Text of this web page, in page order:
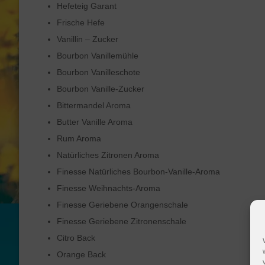
Hefeteig Garant
Frische Hefe
Vanillin – Zucker
Bourbon Vanillemühle
Bourbon Vanilleschote
Bourbon Vanille-Zucker
Bittermandel Aroma
Butter Vanille Aroma
Rum Aroma
Natürliches Zitronen Aroma
Finesse Natürliches Bourbon-Vanille-Aroma
Finesse Weihnachts-Aroma
Finesse Geriebene Orangenschale
Finesse Geriebene Zitronenschale
Citro Back
Orange Back